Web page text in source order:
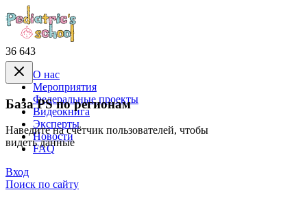
36 643
База PS по регионам
Наведите на счётчик пользователей, чтобы
видеть данные
О нас
Mероприятия
Федеральные проекты
Видеокнига
Эксперты
Новости
FAQ
Вход
Поиск по сайту